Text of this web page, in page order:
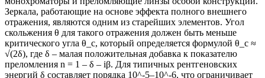
Зеркала, работающие на основе эффекта полного внешнего
отражения, являются одним из старейших элементов. Угол
скольжения θ для такого отражения должен быть меньше
критического угла θ_c, который определяется формулой θ_c ≈
√(2δ), где δ – малая положительная добавка к показателю
преломления n = 1 – δ – iβ. Для типичных рентгеновских
энергий δ составляет порядка 10^-5–10^-6, что ограничивает